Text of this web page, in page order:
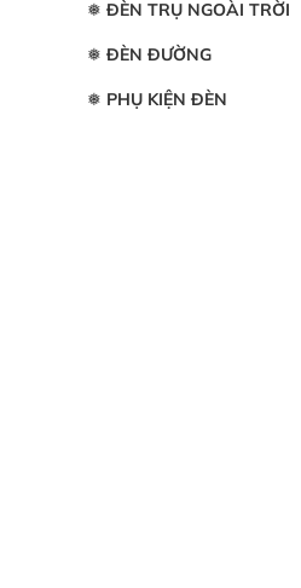
❅ ĐÈN TRỤ NGOÀI TRỜI
❅ ĐÈN ĐƯỜNG
❅ PHỤ KIỆN ĐÈN